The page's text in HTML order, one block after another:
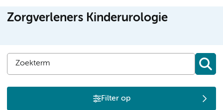
Zorgverleners Kinderurologie
Filter op